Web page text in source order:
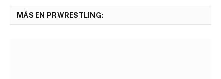
MÁS EN PRWRESTLING: